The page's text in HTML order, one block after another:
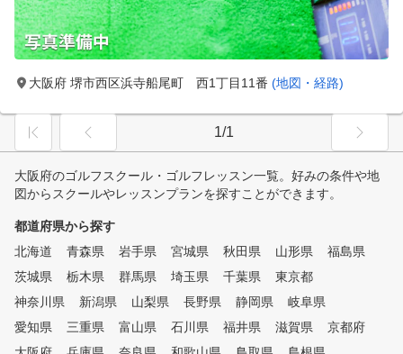
大阪府 堺市西区浜寺船尾町 西1丁目11番 (地図・経路)
1/1
大阪府のゴルフスクール・ゴルフレッスン一覧。好みの条件や地
図からスクールやレッスンプランを探すことができます。
都道府県から探す
北海道
青森県 岩手県 宮城県 秋田県 山形県
福島県
茨城県
栃木県 群馬県 埼玉県 千葉県
東京都
神奈川県
新潟県 山梨県 長野県 静岡県
岐阜県
愛知県
三重県 富山県 石川県 福井県 滋賀県
京都府